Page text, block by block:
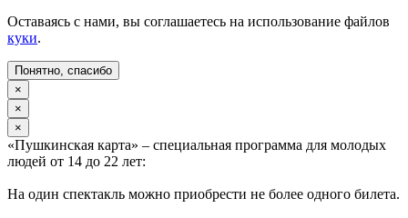
Оставаясь с нами, вы соглашаетесь на использование файлов
куки.
Понятно, спасибо
×
×
×
«Пушкинская карта» – специальная программа для молодых
людей от 14 до 22 лет:
На один спектакль можно приобрести не более одного билета.